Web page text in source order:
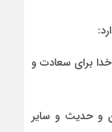
برای سعادت و
و حدیث و سایر